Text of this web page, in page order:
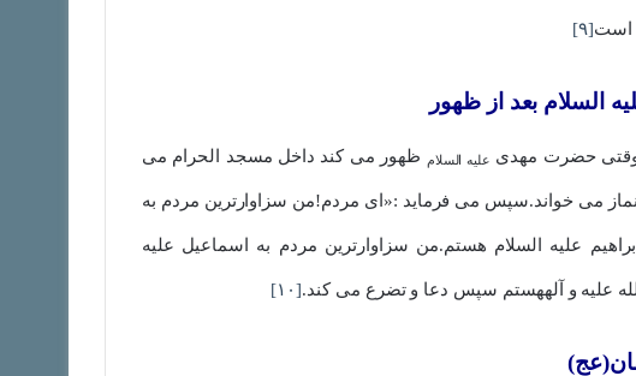
است[۹]
السلام بعد از ظهور
وقتی حضرت مهدی علیه السلام ظهور می کند داخل مسجد الحرام می
می خواند.سپس می فرماید :«ای مردم!من سزاوارترین مردم به
علیه السلام هستم.من سزاوارترین مردم به اسماعیل علیه
علیه و آلههستم سپس دعا و تضرع می کند.[۱۰]